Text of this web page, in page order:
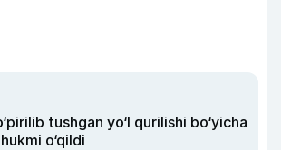
tushgan yo‘l qurilishi bo‘yicha
o‘qildi